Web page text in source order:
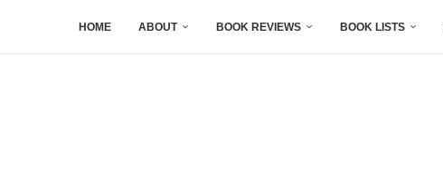
HOME ABOUT BOOK REVIEWS BOOK LISTS